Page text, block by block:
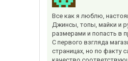
Все как я люблю,
Джинсы, топы, майки и
размерами и попасть в
С первого взгляда
страницах, но по факту